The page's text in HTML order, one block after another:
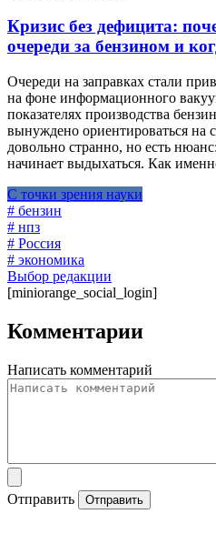
Кризис без дефицита:
очереди за бензином и
Очереди на заправках стали
на фоне информационного
показателях производства
вынуждено ориентироваться на
довольно странно, но есть
начинает выдыхаться. Как
С точки зрения науки
# бензин
# нпз
# Россия
# экономика
Выбор редакции
[miniorange_social_login]
Комментарии
Написать комментарий
Отправить Отправить